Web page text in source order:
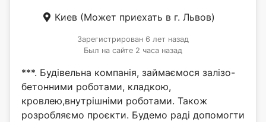
Киев (Может приехать в г. Львов)
Зарегистрирован 6 лет назад
Был на сайте 2 часа назад
***. Будівельна компанія, займаємося залізо-
бетонними роботами, кладкою,
кровлею,внутрішніми роботами. Також
розробляємо проєкти. Будемо раді допомогти